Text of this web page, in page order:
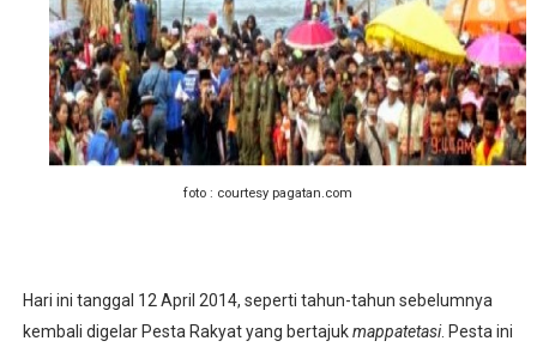
Umat Islam Bersatu, Mungkinkah ?
Selamat Atas Kelahiran Kepada Yang Pernah Dilahirkan
Selamat Kelahiran Isa AS Ibnu Maryam
Antara Pilkada dan Permainan Sepakbola
foto : courtesy pagatan.com
Hari ini tanggal 12 April 2014, seperti tahun-tahun sebelumnya
kembali digelar Pesta Rakyat yang bertajukmappatetasi. Pesta ini